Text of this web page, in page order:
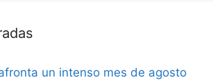
un intenso mes de agosto